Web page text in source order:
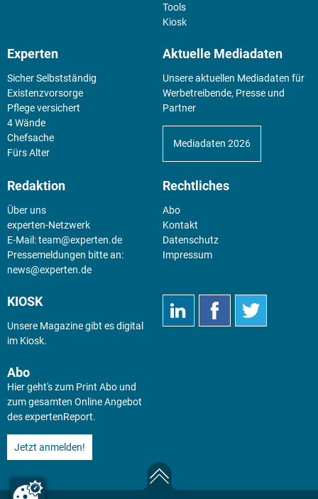
Tools
Kiosk
Experten
Sicher Selbstständig
Existenz­vorsorge
Pflege versichert
4 Wände
Chefsache
Fürs Alter
Aktuelle Mediadaten
Unsere aktuellen Mediadaten für
Werbetreibende, Presse und
Partner
Mediadaten 2026
Redaktion
Über uns
experten-Netzwerk
E-Mail:team@experten.de
Pressemeldungen bitte an:
news@experten.de
Rechtliches
Abo
Kontakt
Datenschutz
Impressum
KIOSK
Unsere Magazine gibt es digital
im Kiosk.
Abo
Hier geht's zum Print Abo und
zum gesamten Online Angebot
des expertenReport.
Jetzt anmelden!